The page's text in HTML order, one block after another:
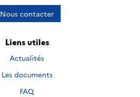
Nous contacter
Liens utiles
Actualités
Les documents
FAQ